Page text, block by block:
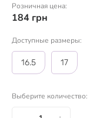
Розничная цена:
184 грн
Доступные размеры:
16.5 17
Выберите количество: